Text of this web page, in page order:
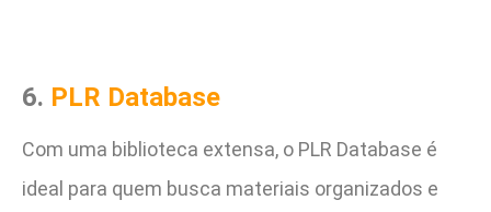
6. PLR Database
Com uma biblioteca extensa, o PLR Database é
ideal para quem busca materiais organizados e